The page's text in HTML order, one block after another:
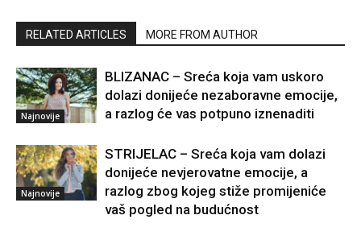
RELATED ARTICLES MORE FROM AUTHOR
Najnovije
BLIZANAC – Sreća koja vam uskoro
dolazi donijeće nezaboravne emocije,
a razlog će vas potpuno iznenaditi
Najnovije
STRIJELAC – Sreća koja vam dolazi
donijeće nevjerovatne emocije, a
razlog zbog kojeg stiže promijeniće
vaš pogled na budućnost